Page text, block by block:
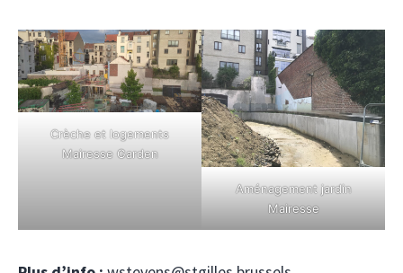
Crèche et logements
Mairesse Garden
Aménagement jardin
Mairesse